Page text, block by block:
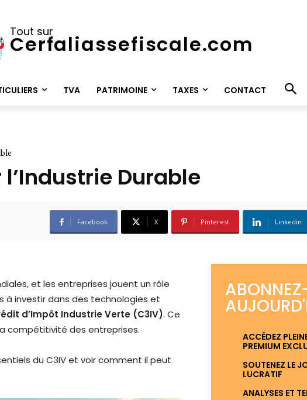
Tout sur
Cerfaliassefiscale.com
TVA PATRIMOINE TAXES CONTACT
Durable
Facebook X Pinterest Linkedin
et les entreprises jouent un rôle
à investir dans des technologies et
d’Impôt Industrie Verte (C3IV). Ce
compétitivité des entreprises.
du C3IV et voir comment il peut
ACCÉDEZ
PREMIUM
SOUTENEZ LE
LUCRATIF
ANALYSES ET